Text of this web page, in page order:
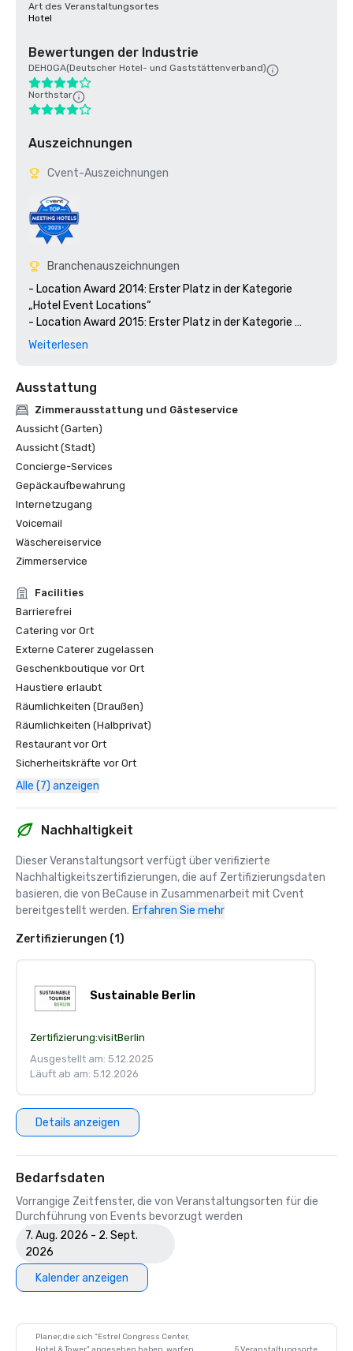
Art des Veranstaltungsortes
Hotel
Bewertungen der Industrie
DEHOGA(Deutscher Hotel- und Gaststättenverband)
Northstar
Auszeichnungen
Cvent-Auszeichnungen
Branchenauszeichnungen
- Location Award 2014: Erster Platz in der Kategorie
„Hotel Event Locations“
- Location Award 2015: Erster Platz in der Kategorie
„Eventlocation für Großveranstaltungen“
- M&IT Award 2016: Bronzegewinner in der Kategorie
„Best Overseas Conference Center“
- M&IT Award 2017: Auf der Shortlist in der Kategorie
„Best Overseas Conference Center“
Weiterlesen
Ausstattung
Zimmerausstattung und Gästeservice
Aussicht (Garten)
Aussicht (Stadt)
Concierge-Services
Gepäckaufbewahrung
Internetzugang
Voicemail
Wäschereiservice
Zimmerservice
Facilities
Barrierefrei
Catering vor Ort
Externe Caterer zugelassen
Geschenkboutique vor Ort
Haustiere erlaubt
Räumlichkeiten (Draußen)
Räumlichkeiten (Halbprivat)
Restaurant vor Ort
Sicherheitskräfte vor Ort
Alle (7) anzeigen
Nachhaltigkeit
Dieser Veranstaltungsort verfügt über verifizierte
Nachhaltigkeitszertifizierungen, die auf Zertifizierungsdaten
basieren, die von BeCause in Zusammenarbeit mit Cvent
bereitgestellt werden. Erfahren Sie mehr
Zertifizierungen (1)
Sustainable Berlin
Zertifizierung:visitBerlin
Ausgestellt am: 5.12.2025
Läuft ab am: 5.12.2026
Details anzeigen
Bedarfsdaten
Vorrangige Zeitfenster, die von Veranstaltungsorten für die
Durchführung von Events bevorzugt werden
7. Aug. 2026 - 2. Sept.
2026
Kalender anzeigen
Planer, die sich "Estrel Congress Center,